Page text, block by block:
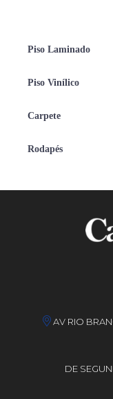
Piso Laminado
Piso Vinílico
Carpete
Rodapés
AV RIO
DE